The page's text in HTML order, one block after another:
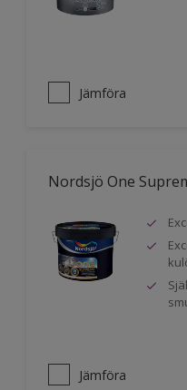
Jämföra
Nordsjö One
Jämföra